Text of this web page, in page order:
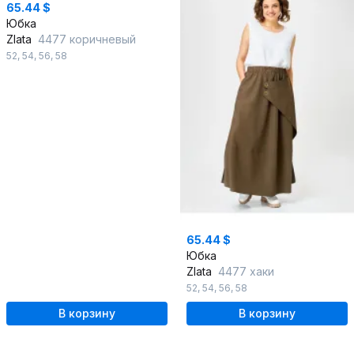
65.44 $
Юбка
Zlata 4477 коричневый
52, 54, 56, 58
В корзину
65.44 $
Юбка
Zlata 4477 хаки
52, 54, 56, 58
В корзину